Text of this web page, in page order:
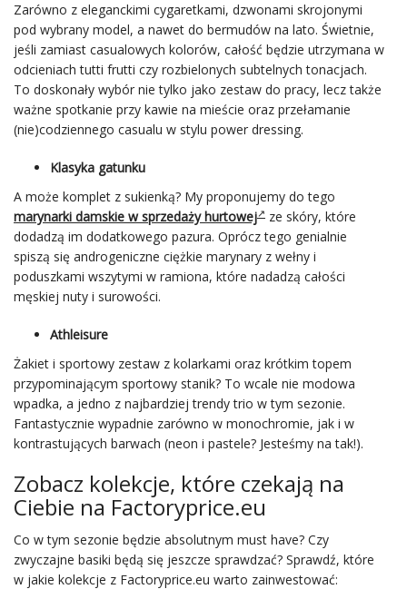
Zarówno z eleganckimi cygaretkami, dzwonami skrojonymi
pod wybrany model, a nawet do bermudów na lato. Świetnie,
jeśli zamiast casualowych kolorów, całość będzie utrzymana w
odcieniach tutti frutti czy rozbielonych subtelnych tonacjach.
To doskonały wybór nie tylko jako zestaw do pracy, lecz także
ważne spotkanie przy kawie na mieście oraz przełamanie
(nie)codziennego casualu w stylu power dressing.
Klasyka gatunku
A może komplet z sukienką? My proponujemy do tego
marynarki damskie w sprzedaży hurtowej
ze skóry, które
dodadzą im dodatkowego pazura. Oprócz tego genialnie
spiszą się androgeniczne ciężkie marynary z wełny i
poduszkami wszytymi w ramiona, które nadadzą całości
męskiej nuty i surowości.
Athleisure
Żakiet i sportowy zestaw z kolarkami oraz krótkim topem
przypominającym sportowy stanik? To wcale nie modowa
wpadka, a jedno z najbardziej trendy trio w tym sezonie.
Fantastycznie wypadnie zarówno w monochromie, jak i w
kontrastujących barwach (neon i pastele? Jesteśmy na tak!).
Zobacz kolekcje, które czekają na
Ciebie na Factoryprice.eu
Co w tym sezonie będzie absolutnym must have? Czy
zwyczajne basiki będą się jeszcze sprawdzać? Sprawdź, które
w jakie kolekcje z Factoryprice.eu warto zainwestować: